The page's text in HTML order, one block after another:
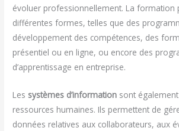
évoluer professionnellement. La formation
différentes formes, telles que des
développement des compétences, des
présentiel ou en ligne, ou encore des
d’apprentissage en entreprise.
Les systèmes d’information sont
ressources humaines. Ils permettent de
données relatives aux collaborateurs, aux